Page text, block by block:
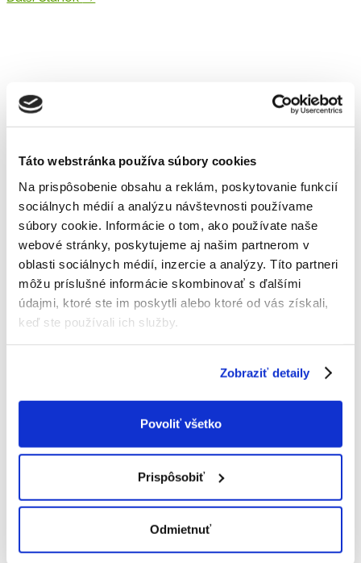
Táto webstránka používa súbory cookies
Na prispôsobenie obsahu a reklám, poskytovanie funkcií
sociálnych médií a analýzu návštevnosti používame
súbory cookie. Informácie o tom, ako používate naše
webové stránky, poskytujeme aj našim partnerom v
oblasti sociálnych médií, inzercie a analýzy. Títo partneri
môžu príslušné informácie skombinovať s ďalšími
údajmi, ktoré ste im poskytli alebo ktoré od vás získali,
keď ste používali ich služby.
Zobraziť detaily
Povoliť všetko
Prispôsobiť
Odmietnuť
Pingback: Zimný rez stromov | Klacansky .sk
Pridajte Komentár
Vaša e-mailová adresa nebude zverejnená.
Vyžadované polia sú označené*